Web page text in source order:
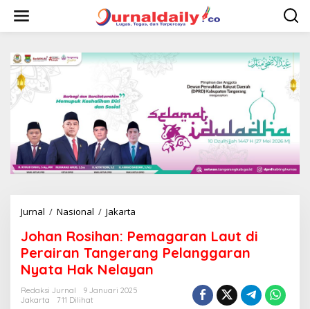
w
Jurnal / Nasional / Jakarta
h
a
n
R
o
Johan Rosihan: Pemagaran Laut di
Perairan Tangerang Pelanggaran
Nyata Hak Nelayan
Redaksi Jurnal
9 Januari 2025
Jakarta
711 Dilihat